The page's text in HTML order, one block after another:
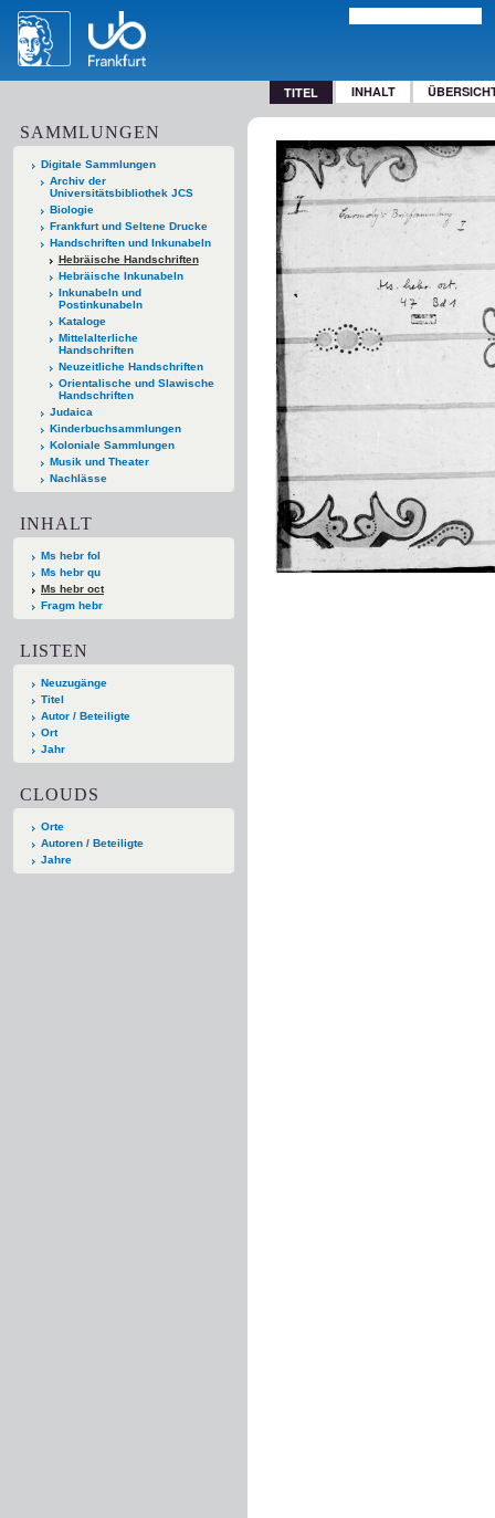
TITEL INHALT
SAMMLUNGEN
Digitale Sammlungen
Archiv der
Universitätsbibliothek JCS
Biologie
Frankfurt und Seltene Drucke
Handschriften und Inkunabeln
Hebräische Handschriften
Hebräische Inkunabeln
Inkunabeln und
Postinkunabeln
Kataloge
Mittelalterliche
Handschriften
Neuzeitliche Handschriften
Orientalische und Slawische
Handschriften
Judaica
Kinderbuchsammlungen
Koloniale Sammlungen
Musik und Theater
Nachlässe
INHALT
Ms hebr fol
Ms hebr qu
Ms hebr oct
Fragm hebr
LISTEN
Neuzugänge
Titel
Autor / Beteiligte
Ort
Jahr
CLOUDS
Orte
Autoren / Beteiligte
Jahre